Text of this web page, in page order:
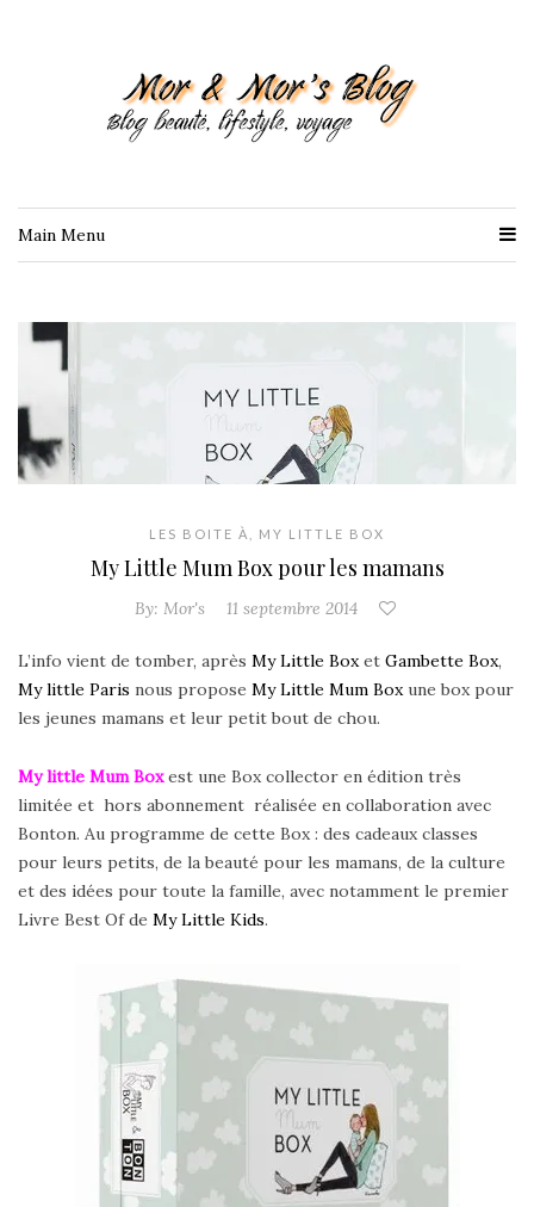
Main Menu
LES BOITE À MY LITTLE BOX
My Little Mum Box pour les mamans
By: Mor's 11 septembre 2014
L’info vient de tomber, après My Little Boxet Gambette Box,
My little Paris nous propose My Little Mum Boxune box pour
les jeunes mamans et leur petit bout de chou.
My little Mum Boxest une Box collector en édition très
limitée et hors abonnement réalisée en collaboration avec
Bonton. Au programme de cette Box : des cadeaux classes
pour leurs petits, de la beauté pour les mamans, de la culture
et des idées pour toute la famille, avec notamment le premier
Livre Best Of de My Little Kids.